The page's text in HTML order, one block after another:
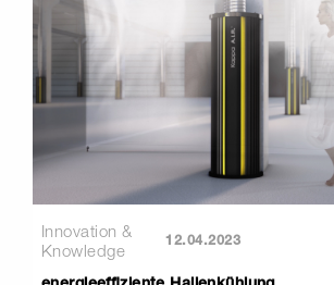
Innovation &
Knowledge
12.04.2023